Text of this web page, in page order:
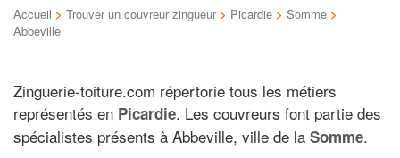
Accueil > Trouver un couvreur zingueur > Picardie > Somme >
Abbeville
Zinguerie-toiture.com répertorie tous les métiers
représentés en Picardie. Les couvreurs font partie des
spécialistes présents à Abbeville, ville de la Somme.